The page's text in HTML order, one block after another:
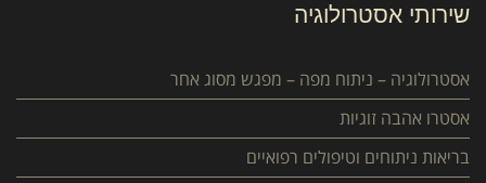
שירותי אסטרולוגיה
אסטרולוגיה – ניתוח מפה – מפגש מסוג אחר
אסטרו אהבה זוגיות
בריאות ניתוחים וטיפולים רפואיים